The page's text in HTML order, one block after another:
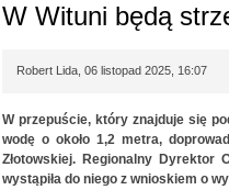
W Wituni będą
Robert Lida, 06 listopad 2025, 16:07
W przepuście, który znajduje się
wodę o około 1,2 metra,
Złotowskiej. Regionalny
wystąpiła do niego z wnioskiem o